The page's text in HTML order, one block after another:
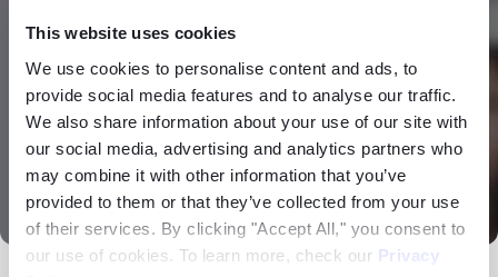
This website uses cookies
We use cookies to personalise content and ads, to
provide social media features and to analyse our traffic.
We also share information about your use of our site with
our social media, advertising and analytics partners who
may combine it with other information that you’ve
provided to them or that they’ve collected from your use
of their services. By clicking "Accept All," you consent to
our use of cookies. To learn more, check our Privacy